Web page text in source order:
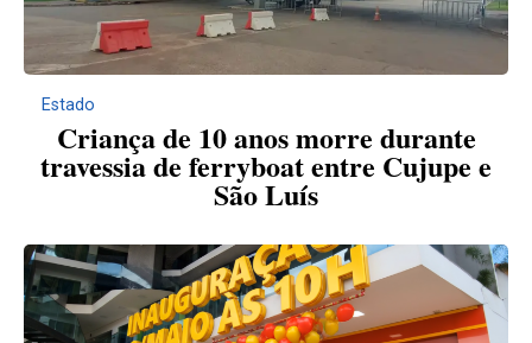
Estado
Criança de 10 anos morre durante
travessia de ferryboat entre Cujupe e
São Luís